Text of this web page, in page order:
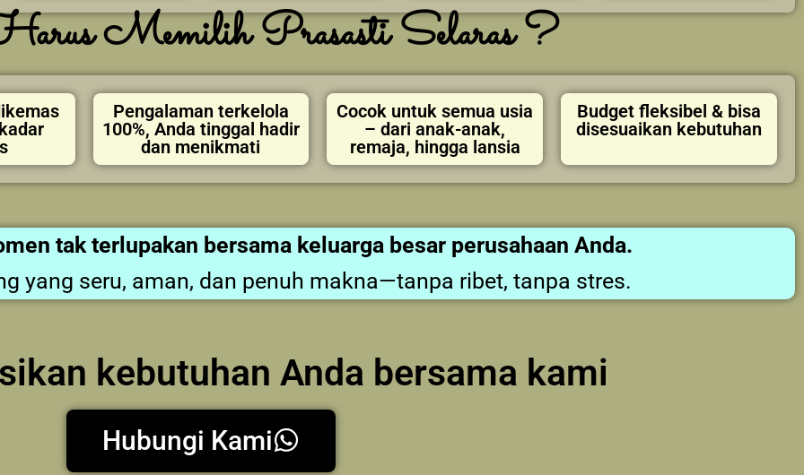
Memilih Prasasti Selaras ?
Pengalaman terkelola
100%, Anda tinggal hadir
dan menikmati
Cocok untuk semua usia
– dari anak-anak,
remaja, hingga lansia
Budget fleksibel & bisa
disesuaikan kebutuhan
tak terlupakan bersama keluarga besar perusahaan Anda.
yang seru, aman, dan penuh makna—tanpa ribet, tanpa stres.
kebutuhan Anda bersama kami
Hubungi Kami